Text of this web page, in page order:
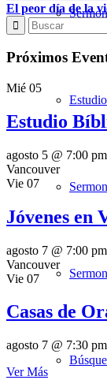
El peor día de la
Próximos
Mié 05
Estudio
agosto 5 @ 7:00 pm
Vancouver
Vie 07
Jóvenes en
agosto 7 @ 7:00 pm
Vancouver
Vie 07
Casas de
agosto 7 @ 7:30 pm
Ver Más